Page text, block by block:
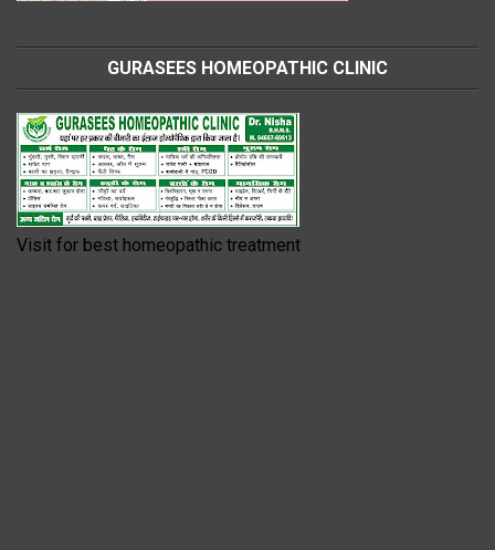
GURASEES HOMEOPATHIC CLINIC
Visit for best homeopathic treatment